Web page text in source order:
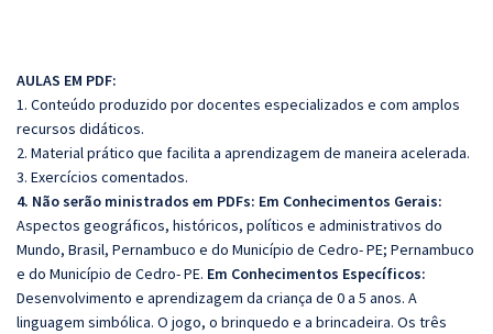
AULAS EM PDF:
1. Conteúdo produzido por docentes especializados e com amplos
recursos didáticos.
2. Material prático que facilita a aprendizagem de maneira acelerada.
3. Exercícios comentados.
4. Não serão ministrados em PDFs: Em Conhecimentos Gerais:
Aspectos geográficos, históricos, políticos e administrativos do
Mundo, Brasil, Pernambuco e do Município de Cedro- PE; Pernambuco
e do Município de Cedro- PE. Em Conhecimentos Específicos:
Desenvolvimento e aprendizagem da criança de 0 a 5 anos. A
linguagem simbólica. O jogo, o brinquedo e a brincadeira. Os três